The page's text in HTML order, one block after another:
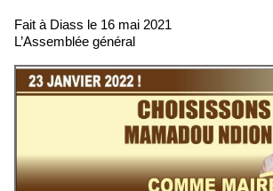
Fait à Diass le 16 mai 2021
L’Assemblée général